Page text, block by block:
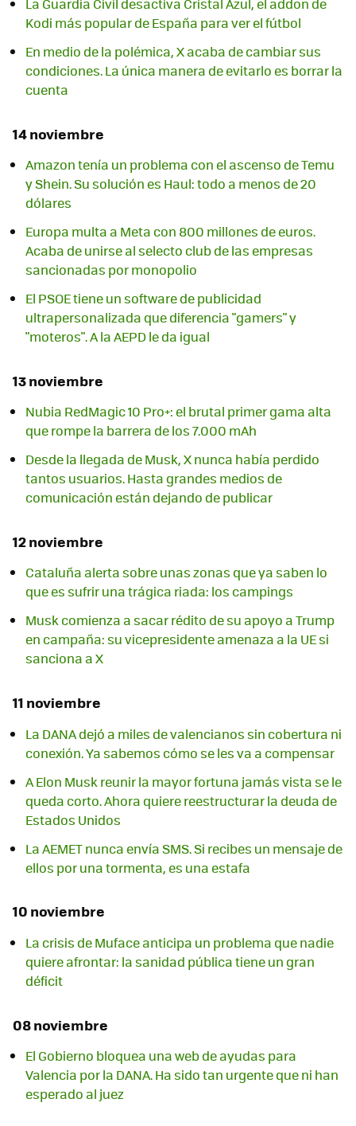
Kodi más popular de España para ver el fútbol
En medio de la polémica, X acaba de cambiar sus
condiciones. La única manera de evitarlo es borrar la
cuenta
14 noviembre
Amazon tenía un problema con el ascenso de Temu
y Shein. Su solución es Haul: todo a menos de 20
dólares
Europa multa a Meta con 800 millones de euros.
Acaba de unirse al selecto club de las empresas
sancionadas por monopolio
El PSOE tiene un software de publicidad
ultrapersonalizada que diferencia "gamers" y
"moteros". A la AEPD le da igual
13 noviembre
Nubia RedMagic 10 Pro+: el brutal primer gama alta
que rompe la barrera de los 7.000 mAh
Desde la llegada de Musk, X nunca había perdido
tantos usuarios. Hasta grandes medios de
comunicación están dejando de publicar
12 noviembre
Cataluña alerta sobre unas zonas que ya saben lo
que es sufrir una trágica riada: los campings
Musk comienza a sacar rédito de su apoyo a Trump
en campaña: su vicepresidente amenaza a la UE si
sanciona a X
11 noviembre
La DANA dejó a miles de valencianos sin cobertura ni
conexión. Ya sabemos cómo se les va a compensar
A Elon Musk reunir la mayor fortuna jamás vista se le
queda corto. Ahora quiere reestructurar la deuda de
Estados Unidos
La AEMET nunca envía SMS. Si recibes un mensaje de
ellos por una tormenta, es una estafa
10 noviembre
La crisis de Muface anticipa un problema que nadie
quiere afrontar: la sanidad pública tiene un gran
déficit
08 noviembre
El Gobierno bloquea una web de ayudas para
Valencia por la DANA. Ha sido tan urgente que ni han
esperado al juez